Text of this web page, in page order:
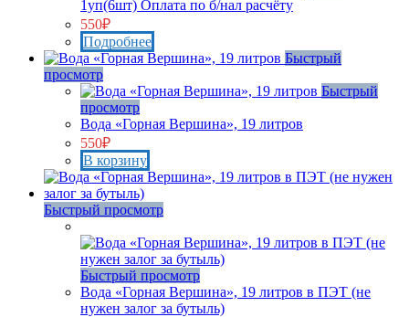
1уп(6шт) Оплата по б/нал расчёту
550₽
Подробнее
Быстрый
просмотр
Быстрый
просмотр
Вода «Горная Вершина», 19 литров
550₽
В корзину
Быстрый просмотр
Быстрый просмотр
Вода «Горная Вершина», 19 литров в ПЭТ (не
нужен залог за бутыль)